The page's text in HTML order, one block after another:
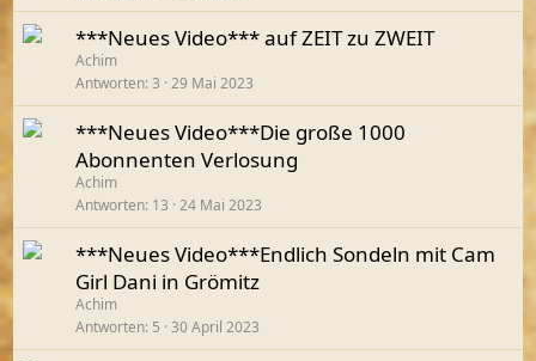
***Neues Video*** auf ZEIT zu ZWEIT
Achim
Antworten 3 29 Mai 2023
***Neues Video***Die große 1000
Abonnenten Verlosung
Achim
Antworten 13 24 Mai 2023
***Neues Video***Endlich Sondeln mit Cam
Girl Dani in Grömitz
Achim
Antworten 5 30 April 2023